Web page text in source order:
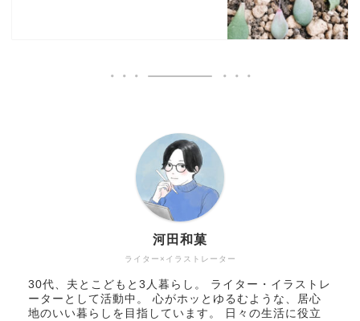
ライター×イラストレーター
河田和菓
30代、夫とこどもと3人暮らし。 ライター・イラストレ
ーターとして活動中。 心がホッとゆるむような、居心
地のいい暮らしを目指しています。 日々の生活に役立